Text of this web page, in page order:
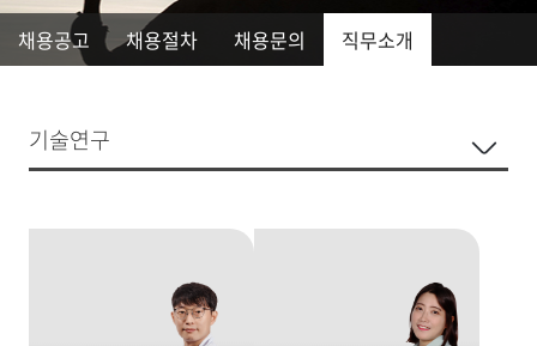
채용공고 채용절차 채용문의 직무소개
기술연구